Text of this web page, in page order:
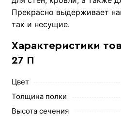
Прекрасно выдерживает
так и несущие.
Характеристики
27 П
Цвет
Толщина полки
Высота сечения